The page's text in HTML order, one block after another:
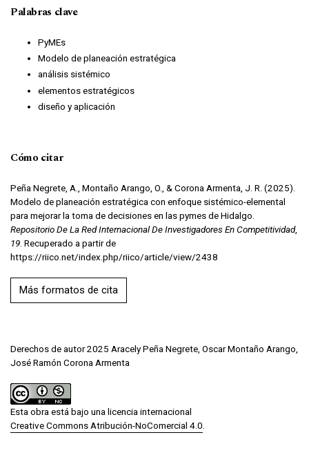
Palabras clave
PyMEs
Modelo de planeación estratégica
análisis sistémico
elementos estratégicos
diseño y aplicación
Cómo citar
Peña Negrete, A., Montaño Arango, O., & Corona Armenta, J. R. (2025).
Modelo de planeación estratégica con enfoque sistémico-elemental
para mejorar la toma de decisiones en las pymes de Hidalgo.
Repositorio De La Red Internacional De Investigadores En Competitividad,
19 . Recuperado a partir de
https://riico.net/index.php/riico/article/view/2438
Más formatos de cita
Derechos de autor 2025 Aracely Peña Negrete, Oscar Montaño Arango,
José Ramón Corona Armenta
Esta obra está bajo una licencia internacional
Creative Commons Atribución-NoComercial 4.0